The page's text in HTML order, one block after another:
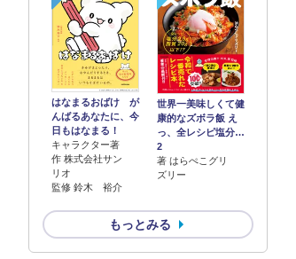
はなまるおばけ が
んばるあなたに、今
日もはなまる！
キャラクター著
作 株式会社サン
リオ
監修 鈴木 裕介
世界一美味しくて健
康的なズボラ飯 え
っ、全レシピ塩分…
2
著 はらぺこグリ
ズリー
もっとみる